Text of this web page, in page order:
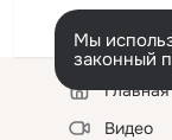
Мы
законный
Левая
колонкаГлавная
Видео